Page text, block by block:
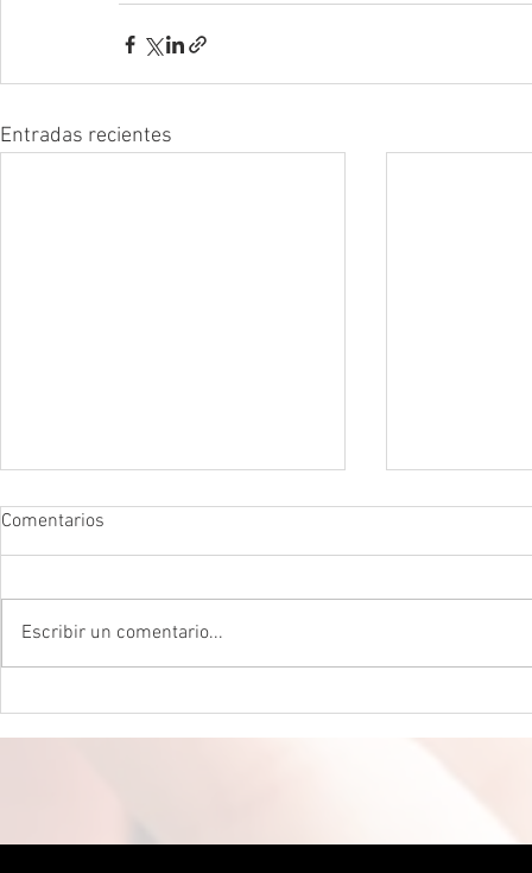
Entradas recientes
Comentarios
Escribir un comentario...